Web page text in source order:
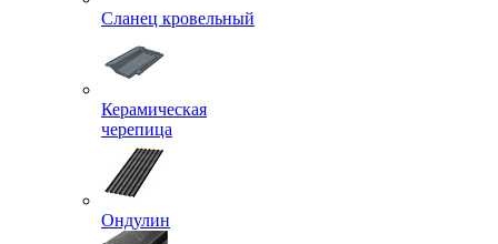
Сланец кровельный
Керамическая
черепица
Ондулин